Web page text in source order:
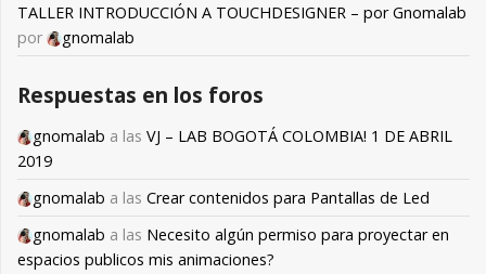
TALLER INTRODUCCIÓN A TOUCHDESIGNER – por Gnomalab
por
gnomalab
Respuestas en los foros
gnomalab a las VJ – LAB BOGOTÁ COLOMBIA! 1 DE ABRIL
2019
gnomalab a las Crear contenidos para Pantallas de Led
gnomalab a las Necesito algún permiso para proyectar en
espacios publicos mis animaciones?